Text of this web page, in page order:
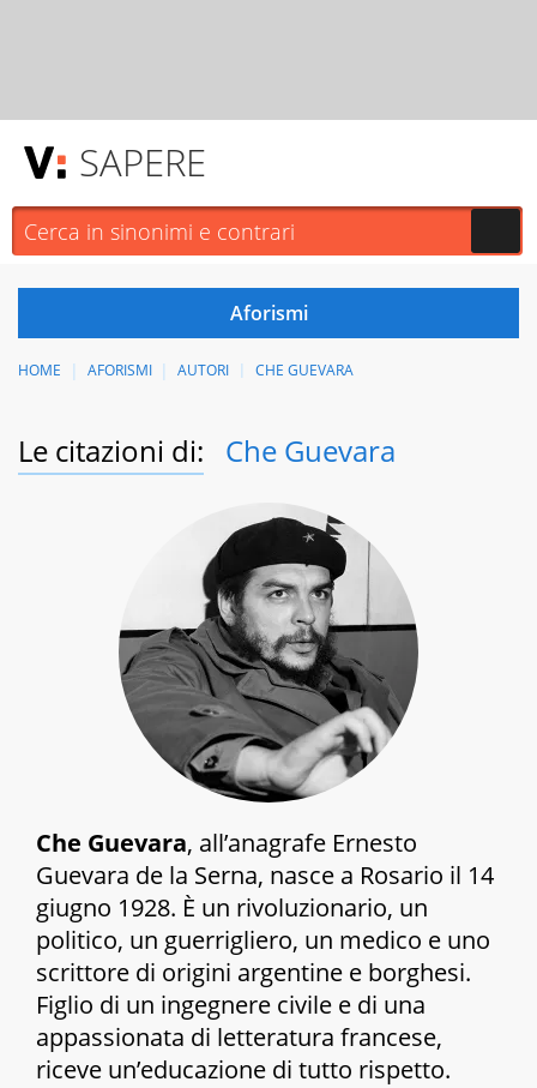
SAPERE
HOME AFORISMI AUTORI CHE GUEVARA
Le citazioni di: Che Guevara
Che Guevara, all’anagrafe Ernesto
Guevara de la Serna, nasce a Rosario il 14
giugno 1928. È un rivoluzionario, un
politico, un guerrigliero, un medico e uno
scrittore di origini argentine e borghesi.
Figlio di un ingegnere civile e di una
appassionata di letteratura francese,
riceve un’educazione di tutto rispetto.